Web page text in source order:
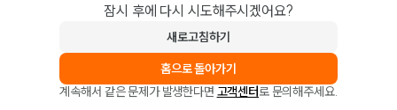
잠시 후에 다시 시도해주시겠어요?
새로고침하기
홈으로 돌아가기
계속해서 같은 문제가 발생한다면 고객센터로 문의해주세요.